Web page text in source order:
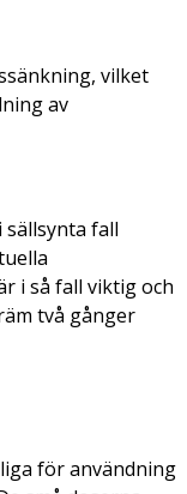
vilket
av
sällsynta fall
i så fall viktig och
två gånger
för användning